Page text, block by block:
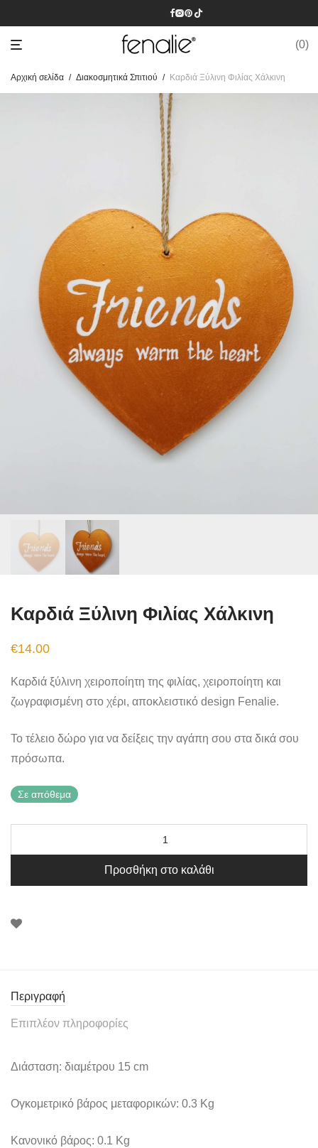
0
Αρχική σελίδα / Διακοσμητικά Σπιτιού / Καρδιά Ξύλινη Φιλίας Χάλκινη
Καρδιά Ξύλινη Φιλίας Χάλκινη
€14.00
Καρδιά ξύλινη χειροποίητη της φιλίας, χειροποίητη και
ζωγραφισμένη στο χέρι, αποκλειστικό design Fenalie.
Το τέλειο δώρο για να δείξεις την αγάπη σου στα δικά σου
πρόσωπα.
Σε απόθεμα
Προσθήκη στο καλάθι
Περιγραφή
Επιπλέον πληροφορίες
Διάσταση: διαμέτρου 15 cm
Ογκομετρικό βάρος μεταφορικών: 0.3 Kg
Κανονικό βάρος: 0.1 Kg